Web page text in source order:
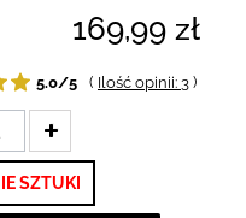
169,99 zł
5.0/5 ( Ilość opinii: 3 )
SZTUKI